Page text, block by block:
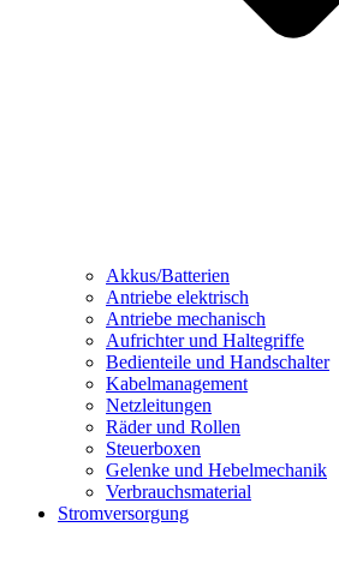
Akkus/Batterien
Antriebe elektrisch
Antriebe mechanisch
Aufrichter und Haltegriffe
Bedienteile und Handschalter
Kabelmanagement
Netzleitungen
Räder und Rollen
Steuerboxen
Gelenke und Hebelmechanik
Verbrauchsmaterial
Stromversorgung